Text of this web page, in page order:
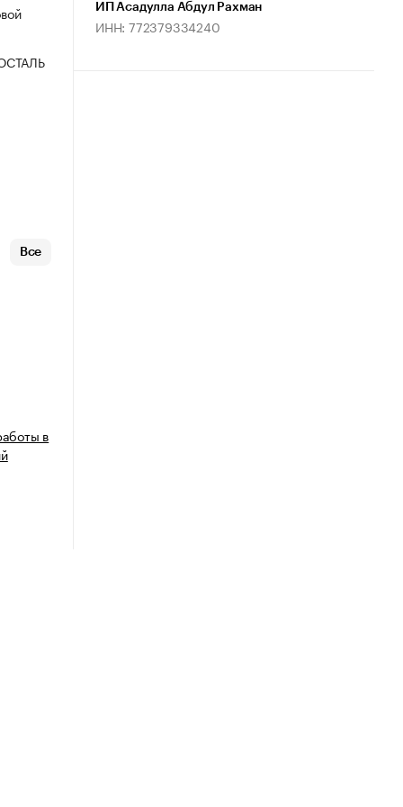
Все
в
ИП Асадулла Абдул Рахман
ИНН: 772379334240